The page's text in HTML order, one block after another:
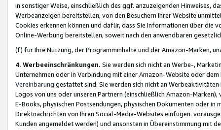
in sonstiger Weise, einschließlich des ggf. anzuzeigenden Hinweises,
Werbeanzeigen bereitstellen, von den Besuchern Ihrer Website
Cookies erkennen können und dafür, dass Sie Informationen über die
Online-Werbung bereitstellen, soweit nach den anwendbaren
(f) für Ihre Nutzung, der Programminhalte und der Amazon-Marken,
4. Werbeeinschränkungen. Sie werden sich nicht an Werbe-,
Unternehmen oder in Verbindung mit einer Amazon-Website oder
Vereinbarung gestattet sind. Sie werden sich nicht an
Logos von uns oder unseren Partnern (einschließlich Amazon-
E-Books, physischen Postsendungen, physischen Dokumenten oder in
Direktnachrichten von Ihren Social-Media-Websites einfügen.
Kunden angemeldet werden) und ansonsten in Übereinstimmung mit